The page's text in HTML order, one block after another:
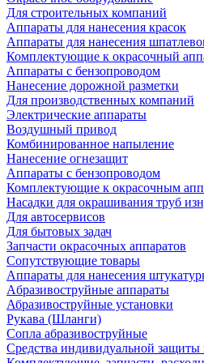
Для строительных компаний
Аппараты для нанесения красок
Аппараты для нанесения
Комплектующие к окрасочный
Аппараты с бензопроводом
Нанесение дорожной разметки
Для производственных компаний
Электрические аппараты
Воздушный привод
Комбинированное напыление
Нанесение огнезащит
Аппараты с бензопроводом
Комплектующие к окрасочным
Насадки для окрашивания труб
Для автосервисов
Для бытовых задач
Запчасти окрасочных аппаратов
Сопутствующие товары
Аппараты для нанесения
Aбразивоструйные аппараты
Абразивоструйные установки
Рукава (Шланги)
Сопла абразивоструйные
Средства индивидуальной защиты